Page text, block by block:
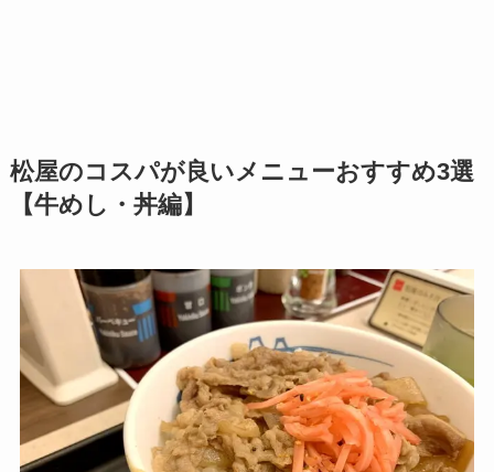
松屋のコスパが良いメニューおすすめ3選
【牛めし・丼編】